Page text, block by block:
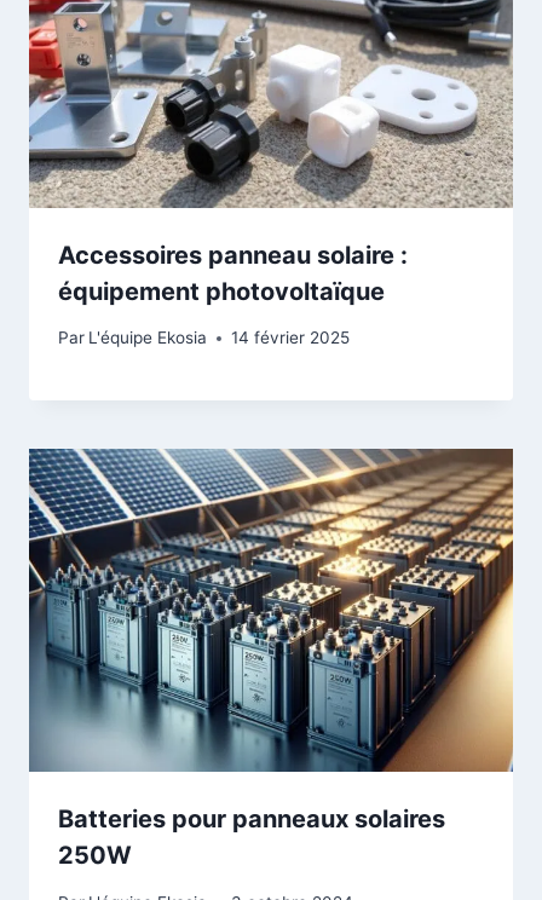
Accessoires panneau solaire :
équipement photovoltaïque
Par L'équipe Ekosia 14 février 2025
Batteries pour panneaux solaires
250W